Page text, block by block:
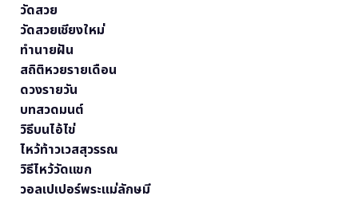
วัดสวย
วัดสวยเชียงใหม่
ทำนายฝัน
สถิติหวยรายเดือน
ดวงรายวัน
บทสวดมนต์
วิธีบนไอ้ไข่
ไหว้ท้าวเวสสุวรรณ
วิธีไหว้วัดแขก
วอลเปเปอร์พระแม่ลักษมี